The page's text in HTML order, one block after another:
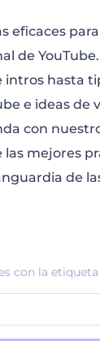
eficaces
de
intros hasta
e ideas de
con
las mejores
de
con la etiqueta